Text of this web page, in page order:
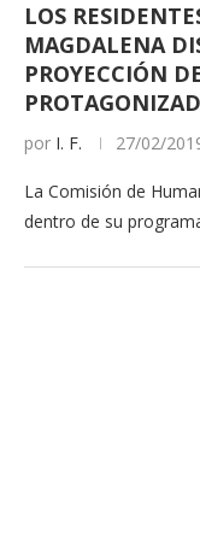
LOS
MAGDALENA
PROYECCIÓN
por I. F. 27/02/
La Comisión de
dentro de su